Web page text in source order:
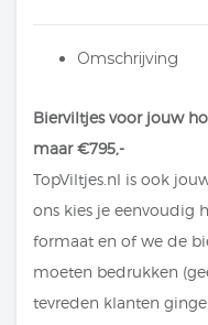
Omschrijving
Bierviltjes voor jouw
maar €795,-
TopViltjes.nl is ook
ons kies je eenvoudig
formaat en of we de
moeten bedrukken
tevreden klanten